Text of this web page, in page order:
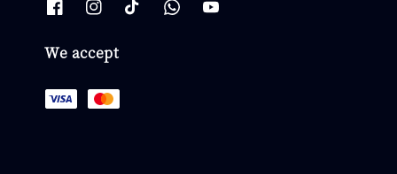
We accept